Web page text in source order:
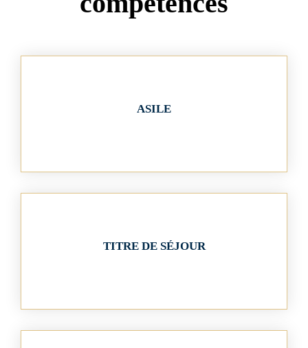
ASILE
TITRE DE SÉJOUR